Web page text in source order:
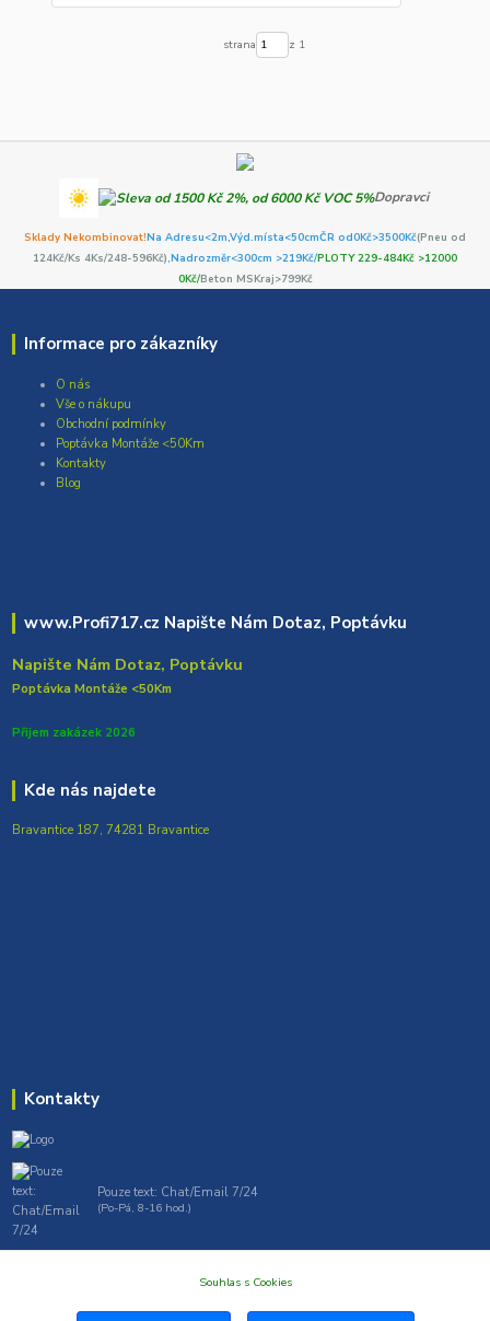
strana z 1
Dopravci
Sklady Nekombinovat!Na Adresu<2m, Výd.místa<50cmČR od0Kč>3500Kč(Pneu od
124Kč/Ks 4Ks/248-596Kč) ,Nadrozměr<300cm >219Kč/PLOTY 229-484Kč >12000
0Kč/Beton MSKraj>799Kč
Informace pro zákazníky
O nás
Vše o nákupu
Obchodní podmínky
Poptávka Montáže <50Km
Kontakty
Blog
www.Profi717.cz Napište Nám Dotaz, Poptávku
Napište Nám Dotaz, Poptávku
Poptávka Montáže <50Km
Přijem zakázek 2026
Kde nás najdete
Bravantice 187, 74281 Bravantice
Kontakty
Pouze text: Chat/Email 7/24
(Po-Pá, 8-16 hod.)
Souhlas s Cookies